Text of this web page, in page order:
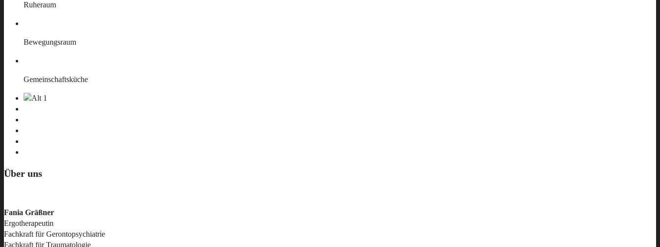
Ruheraum
Bewegungsraum
Gemeinschaftsküche
Über uns
Fania Gräßner
Ergotherapeutin
Fachkraft für Gerontopsychiatrie
Fachkraft für Traumatologie